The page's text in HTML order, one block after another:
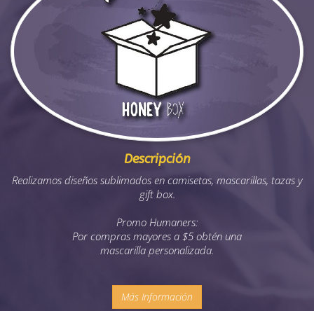
Descripción
Realizamos diseños sublimados en camisetas, mascarillas, tazas y
gift box.
Promo Humaners:
Por compras mayores a $5 obtén una
mascarilla personalizada.
Más Información